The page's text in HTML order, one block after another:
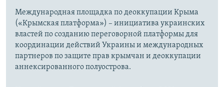
Международная площадка по деоккупации Крыма
(«Крымская платформа») – инициатива украинских
властей по созданию переговорной платформы для
координации действий Украины и международных
партнеров по защите прав крымчан и деоккупации
аннексированного полуострова.